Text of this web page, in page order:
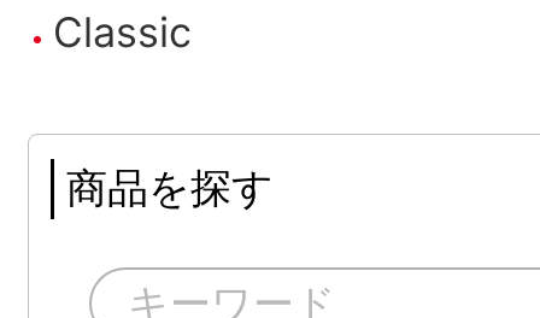
Classic
商品を探す